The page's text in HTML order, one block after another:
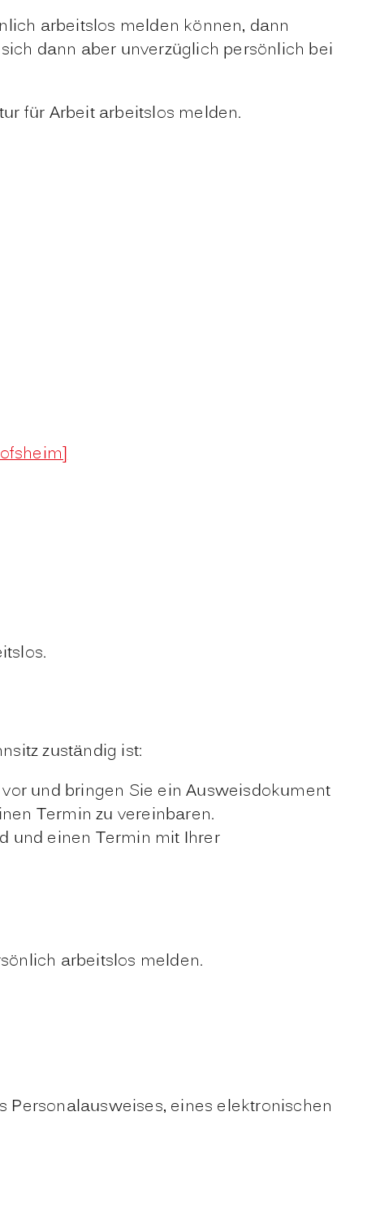
arbeitslos melden können, dann
dann aber unverzüglich persönlich bei
für Arbeit arbeitslos melden.
zuständig ist:
und bringen Sie ein Ausweisdokument
Termin zu vereinbaren.
und einen Termin mit Ihrer
arbeitslos melden.
Personalausweises, eines elektronischen